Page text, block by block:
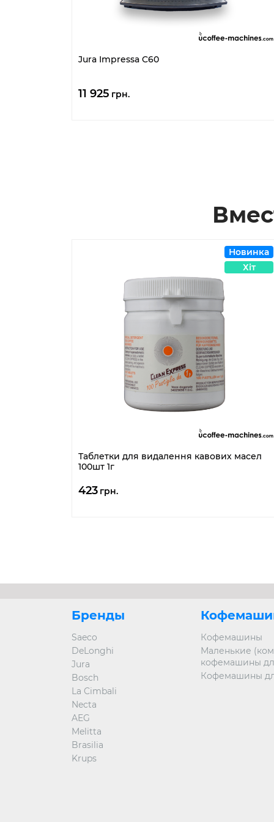
Jura Impressa C60
11 925 грн.
Таблетки для видалення кавових масел
100шт 1г
Новинка
Хіт
423 грн.
Бренды
Saeco
DeLonghi
Jura
Bosch
La Cimbali
Necta
AEG
Melitta
Brasilia
Krups
Кофемашины
Маленькие
кофемашины
Кофемашины